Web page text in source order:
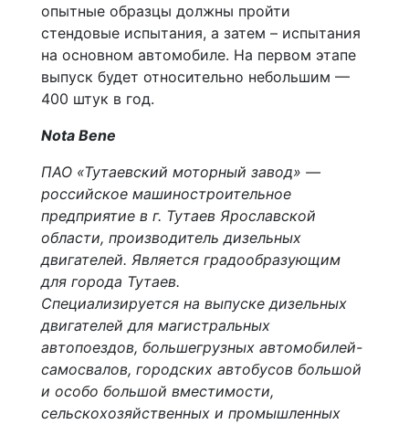
опытные образцы должны пройти
стендовые испытания, а затем – испытания
на основном автомобиле. На первом этапе
выпуск будет относительно небольшим —
400 штук в год.
Nota Bene
ПАО «Тутаевский моторный завод» —
российское машиностроительное
предприятие в г. Тутаев Ярославской
области, производитель дизельных
двигателей. Является градообразующим
для города Тутаев.
Специализируется на выпуске дизельных
двигателей для магистральных
автопоездов, большегрузных автомобилей-
самосвалов, городских автобусов большой
и особо большой вместимости,
сельскохозяйственных и промышленных